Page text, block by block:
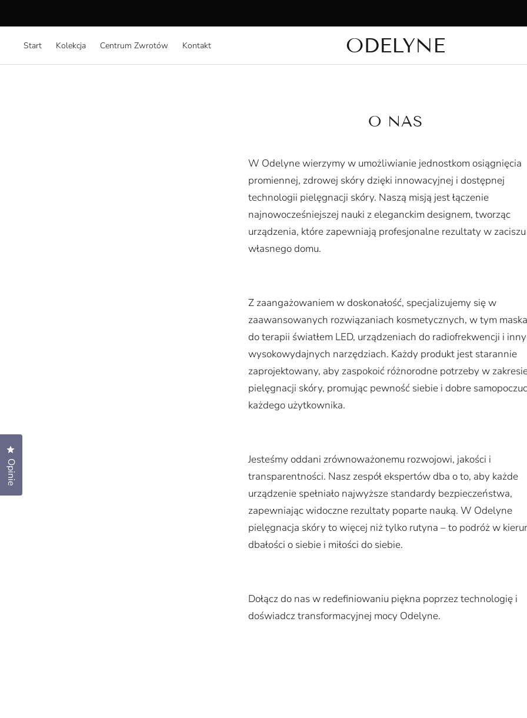
✨ Ponad 15 000 zadowolonych klientów! Dziękujemy za zaufanie!
Start Kolekcja Centrum Zwrotów Kontakt ODELYNE
O NAS
W Odelynewierzymy w umożliwianie jednostkom osiągnięcia
promiennej, zdrowej skóry dzięki innowacyjnej i dostępnej
technologii pielęgnacji skóry. Naszą misją jest łączenie
najnowocześniejszej nauki z eleganckim designem, tworząc
urządzenia, które zapewniają profesjonalne rezultaty w zaciszu
własnego domu.
Z zaangażowaniem w doskonałość, specjalizujemy się w
zaawansowanych rozwiązaniach kosmetycznych, w tym
do terapii światłem LED, urządzeniach do radiofrekwencji i
wysokowydajnych narzędziach. Każdy produkt jest starannie
zaprojektowany, aby zaspokoić różnorodne potrzeby w
pielęgnacji skóry, promując pewność siebie i dobre
każdego użytkownika.
Jesteśmy oddani zrównoważonemu rozwojowi, jakości i
transparentności. Nasz zespół ekspertów dba o to, aby każde
urządzenie spełniało najwyższe standardy bezpieczeństwa,
zapewniając widoczne rezultaty poparte nauką. W Odelyne
pielęgnacja skóry to więcej niż tylko rutyna – to podróż w
dbałości o siebie i miłości do siebie.
Dołącz do nas w redefiniowaniu piękna poprzez technologię i
doświadcz transformacyjnej mocy Odelyne.
Opinie
Kliknij, aby otworzyć okno dialogowe opinii